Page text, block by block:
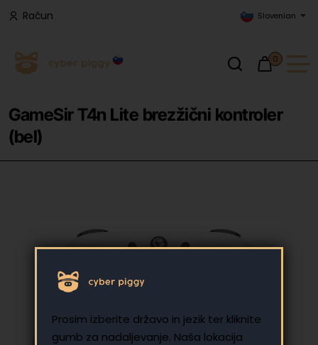
Prosim izberite državo in jezik ter kliknite
gumb za nadaljevanje. Naša lokacija
Račun Slovenian
0
GameSir T4n Lite brezžični kontroler
(bel)